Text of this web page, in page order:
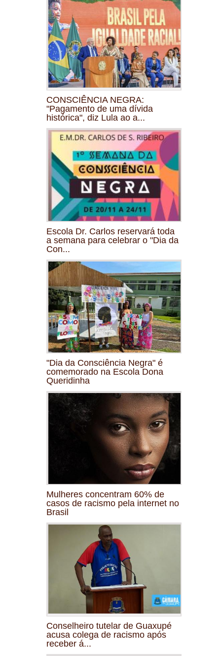
CONSCIÊNCIA NEGRA:
"Pagamento de uma dívida
histórica", diz Lula ao a...
Escola Dr. Carlos reservará toda
a semana para celebrar o "Dia da
Con...
"Dia da Consciência Negra" é
comemorado na Escola Dona
Queridinha
Mulheres concentram 60% de
casos de racismo pela internet no
Brasil
Conselheiro tutelar de Guaxupé
acusa colega de racismo após
receber á...